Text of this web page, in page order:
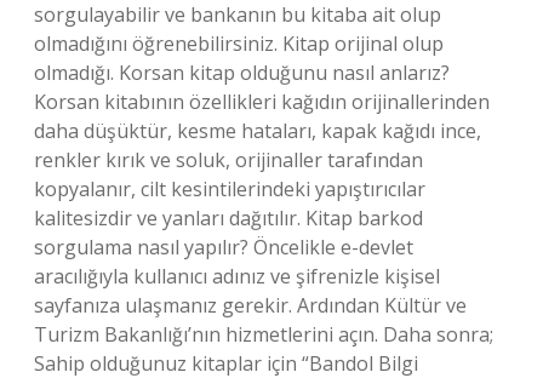
sorgulayabilir ve bankanın bu kitaba ait olup
olmadığını öğrenebilirsiniz. Kitap orijinal olup
olmadığı. Korsan kitap olduğunu nasıl anlarız?
Korsan kitabının özellikleri kağıdın orijinallerinden
daha düşüktür, kesme hataları, kapak kağıdı ince,
renkler kırık ve soluk, orijinaller tarafından
kopyalanır, cilt kesintilerindeki yapıştırıcılar
kalitesizdir ve yanları dağıtılır. Kitap barkod
sorgulama nasıl yapılır? Öncelikle e-devlet
aracılığıyla kullanıcı adınız ve şifrenizle kişisel
sayfanıza ulaşmanız gerekir. Ardından Kültür ve
Turizm Bakanlığı’nın hizmetlerini açın. Daha sonra;
Sahip olduğunuz kitaplar için “Bandol Bilgi